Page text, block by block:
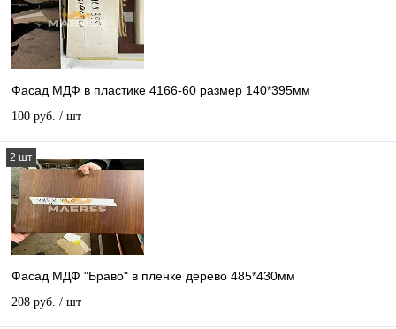
Фасад МДФ в пластике 4166-60 размер 140*395мм
100 руб. / шт
2 шт
Фасад МДФ "Браво" в пленке дерево 485*430мм
208 руб. / шт